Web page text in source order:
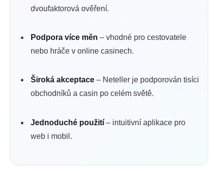
dvoufaktorová ověření.
Podpora více měn – vhodné pro cestovatele
nebo hráče v online casinech.
Široká akceptace – Neteller je podporován tisíci
obchodníků a casin po celém světě.
Jednoduché použití – intuitivní aplikace pro
web i mobil.